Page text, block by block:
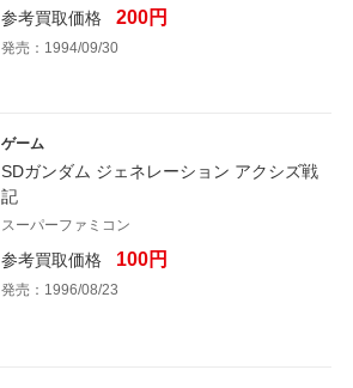
参考買取価格 200円
発売：1994/09/30
ゲーム
SDガンダム ジェネレーション アクシズ戦
記
スーパーファミコン
参考買取価格 100円
発売：1996/08/23